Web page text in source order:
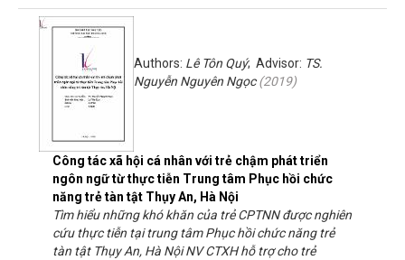
Công tác xã hội cá nhân với trẻ chậm phát triển
ngôn ngữ từ thực tiễn Trung tâm Phục hồi chức
năng trẻ tàn tật Thụy An, Hà Nội
Authors: Lê Tôn Quý; Advisor: TS.
Nguyễn Nguyên Ngọc(2019)
Tìm hiểu những khó khăn của trẻ CPTNN được nghiên
cứu thực tiễn tại trung tâm Phục hồi chức năng trẻ
tàn tật Thụy An, Hà Nội NV CTXH hỗ trợ cho trẻ